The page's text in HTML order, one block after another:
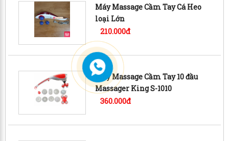
Máy Massage Cầm Tay Cá Heo
loại Lớn
210.000đ
Máy Massage Cầm Tay 10 đầu
Massager King S-1010
360.000đ